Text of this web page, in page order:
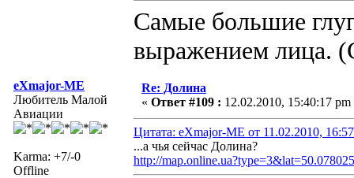
Самые большие
выражением лица.
eXmajor-ME
Любитель Малой
Авиации
Karma: +7/-0
Offline
Re: Долина
« Ответ #109 : 12.02.2010, 15:40:17 pm
Цитата: eXmajor-ME от 11.02.2010,
...а чья сейчас Долина?
http://